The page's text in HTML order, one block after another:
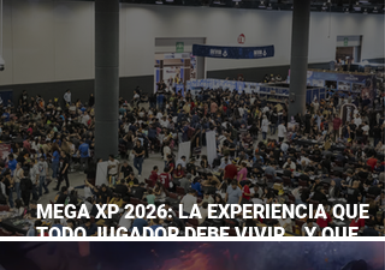
MEGA XP 2026: LA EXPERIENCIA QUE
TODO JUGADOR DEBE VIVIR… Y QUE
AHORA PUEDES DISFRUTAR A TU RITMO